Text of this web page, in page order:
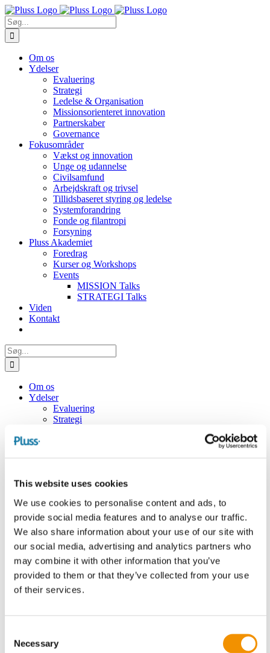
This website uses cookies
We use cookies to personalise content and ads, to
provide social media features and to analyse our traffic.
We also share information about your use of our site with
our social media, advertising and analytics partners who
may combine it with other information that you’ve
provided to them or that they’ve collected from your use
of their services.
Selection
Necessary
Skip
to
content
Søg
efter:
Om os
Ydelser
Evaluering
Strategi
Ledelse & Organisation
Missionsorienteret innovation
Partnerskaber
Governance
Fokusområder
Vækst og innovation
Unge og udannelse
Civilsamfund
Arbejdskraft og trivsel
Tillidsbaseret styring og ledelse
Systemforandring
Fonde og filantropi
Forsyning
Pluss Akademiet
Foredrag
Kurser og Workshops
Events
MISSION Talks
STRATEGI Talks
Viden
Kontakt
Søg
efter:
Om os
Ydelser
Evaluering
Strategi
Vækst og innovation
Civilsamfund
Arbejdskraft og trivsel
Tillidsbaseret styring og ledelse
Systemforandring
Fonde og filantropi
Forsyning
Pluss Akademiet
Foredrag
Kurser og Workshops
Kontakt